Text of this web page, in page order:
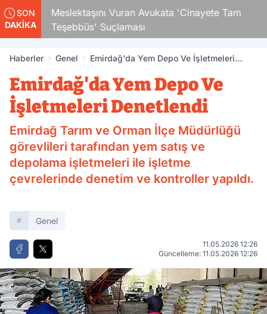
SON
DAKİKA
Meslektaşını Vuran Avukata 'Cinayete Tam
Teşebbüs' Suçlaması
Haberler Genel
Emirdağ'da Yem Depo Ve İşletmeleri
Emirdağ'da Yem Depo Ve
İşletmeleri Denetlendi
Emirdağ Tarım ve Orman İlçe Müdürlüğü
görevlileri tarafından yem satış ve
depolama işletmeleri ile işletme
çevrelerinde denetim ve kontroller yapıldı.
Genel
11.05.2026 12:26
Güncelleme: 11.05.2026 12:26